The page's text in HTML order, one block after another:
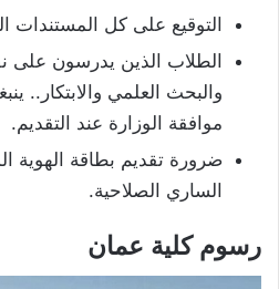
التوقيع على كل المستندات
الطلاب الذين يدرسون على
والبحث العلمي والابتكار..
موافقة الوزارة عند التقديم.
ضرورة تقديم بطاقة الهوية
الساري الصلاحية.
رسوم كلية عمان